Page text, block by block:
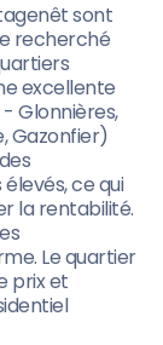
8,0 %
8,1 %
7,8 %
sont
recherché
excellente
Glonnières,
Gazonfier)
ce qui
la rentabilité.
Le quartier
prix et